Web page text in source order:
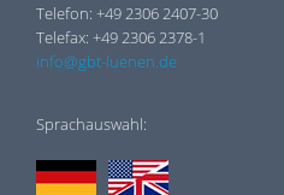
Telefon: +49 2306 2407-30
Telefax: +49 2306 2378-1
info@gbt-luenen.de
Sprachauswahl: